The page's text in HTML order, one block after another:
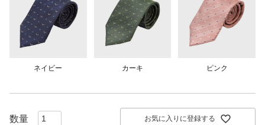
ネイビー カーキ ピンク
お気に入りに登録する